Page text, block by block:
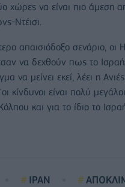
χώρες να είναι πιο άμεση
Ντέισι.
απαισιόδοξο σενάριο, οι
να δεχθούν πως το
να μείνει εκεί, λέει η
κίνδυνοι είναι πολύ
και για το ίδιο το
ΙΡΑΝ